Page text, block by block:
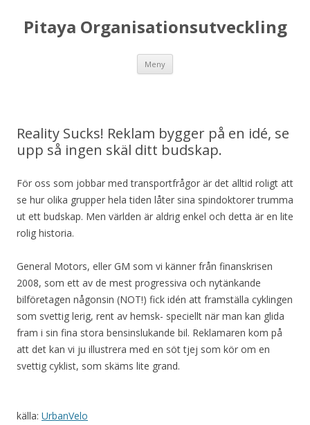
Pitaya Organisationsutveckling
Meny
Reality Sucks! Reklam bygger på en idé, se
upp så ingen skäl ditt budskap.
För oss som jobbar med transportfrågor är det alltid roligt att
se hur olika grupper hela tiden låter sina spindoktorer trumma
ut ett budskap. Men världen är aldrig enkel och detta är en lite
rolig historia.
General Motors, eller GM som vi känner från finanskrisen
2008, som ett av de mest progressiva och nytänkande
bilföretagen någonsin (NOT!) fick idén att framställa cyklingen
som svettig lerig, rent av hemsk- speciellt när man kan glida
fram i sin fina stora bensinslukande bil. Reklamaren kom på
att det kan vi ju illustrera med en söt tjej som kör om en
svettig cyklist, som skäms lite grand.
källa: UrbanVelo